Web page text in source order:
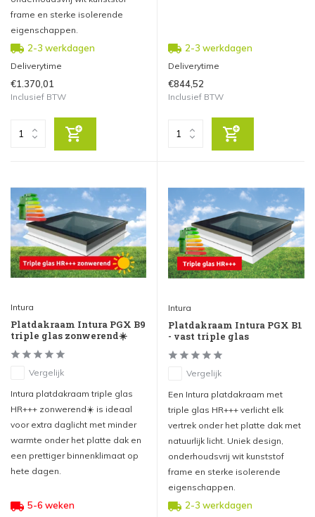
frame en sterke isolerende
eigenschappen.
2-3 werkdagen
Deliverytime
€1.370,01
Inclusief BTW
2-3 werkdagen
Deliverytime
€844,52
Inclusief BTW
Intura
Platdakraam Intura PGX B9
triple glas zonwerend☀️
Vergelijk
Intura platdakraam triple glas
HR+++ zonwerend☀️ is ideaal
voor extra daglicht met minder
warmte onder het platte dak en
een prettiger binnenklimaat op
hete dagen.
5-6 weken
Intura
Platdakraam Intura PGX B1
- vast triple glas
Vergelijk
Een Intura platdakraam met
triple glas HR+++ verlicht elk
vertrek onder het platte dak met
natuurlijk licht. Uniek design,
onderhoudsvrij wit kunststof
frame en sterke isolerende
eigenschappen.
2-3 werkdagen